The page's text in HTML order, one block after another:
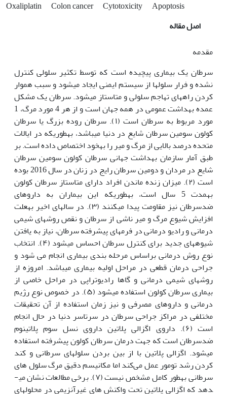
Oxaliplatin Colon cancer Cytotoxicity
Apoptosis
اصل مقاله
مقدمه
سرطان یک بیماری پیچیده است که توسط تکثیر سلولی کنترل
نشده و فرار سلول­ها از سیستم ایمنی ایجاد می‫شود و سبب هموار
کردن راه‫های تهاجم سلولی و متاستاز می‫شود. سرطان یک مشکل
عمده بهداشت عمومی در همه جهان است و از هر 4 مورد مرگ، 1
مورد مربوط به سرطان است (۱). سرطان روده بزرگ یا سرطان
کولون سومین سرطان شایع در دنیا می‫باشد، به‫طوری‫که در ایالات
متحده درصد بالایی از مرگ و میر را به‫خود اختصاص داده است. بر
طبق آمار سازمان بهداشت جهانی سرطان کولون سومین سرطان
شایع در مردان و دومین سرطان رایج در زنان در سال 2016 بوده
است (۲). میزان زنده ماندن افراد دارای متاستاز سرطان کولون
به‫مدت 5 سال است، به‫طوری‫که این بیماران به داروهای
ضدسرطان نیز مقاومت پیدا می‫کنند (۳). در سال­های اخیر به‫علت
افزایش شیوع مرگ و میر ناشی از سرطان و نقص روش‫های شیمی
درمانی و رادیو درمانی در فرم‫های پیشرفته سرطان، نیاز به یافتن
شیوه‫های جدید برای کنترل سرطان احساس می‫شود (۴). انتخاب
نوع روش درمانی براساس مرحله بندی بیماری انجام می ‫شود و
جراحی درمان قطعی در مراحل اولیه بیماری می‫باشد. امروزه از
روش‫های شیمی درمانی و گاها رادیوتراپی در مراحل خاصی از
بیماری سرطان کولون استفاده می‫شود (۵). در خصوص نوع رژیم
درمانی و داروهای مصرفی و نیز زمان استفاده از آن تحقیقات
مختلفی در مراکز جراحی سرطان در سرتاسر دنیا در حال انجام
است (۶). داروی اگزالی پلاتین داروی نسل سوم پلاتینوم
ضدسرطان است که جهت درمان سرطان کولون پیشرفته استفاده
می‫شود. اگزالی پلاتین با از بین بردن سلول­های سرطانی و کند
کردن رشد تومور عمل می‌کند اما مکانیسم دقیق مرگ سلول های
سرطانی به‫طور کامل مشخص نیست (۷). برخی مطالعات نشان می­
دهد که اگزالی پلاتین تحت واکنش‫ های غیرآنزیمی در محلول­های